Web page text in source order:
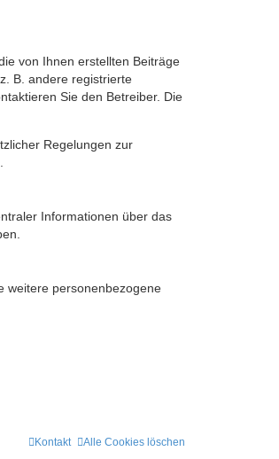
von Ihnen erstellten Beiträge
B. andere registrierte
Sie den Betreiber. Die
Regelungen zur
Informationen über das
weitere personenbezogene
Alle Cookies löschen
Kontakt